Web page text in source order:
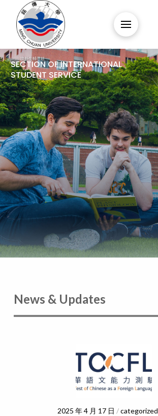
SECTION OF INTERNATIONAL
STUDENT SERVICE
SISS 境外生輔導組
News & Updates
2025 年 4 月 17 日 /categorized